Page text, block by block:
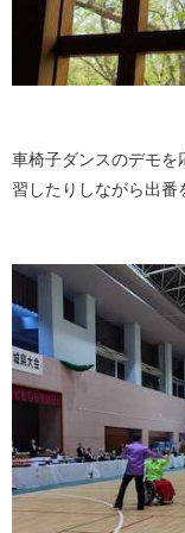
車椅子ダンスのデモを
習したりしながら出番